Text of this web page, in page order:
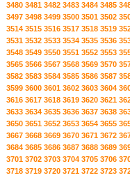
3480 3481 3482 3483 3484 3485
3497 3498 3499 3500 3501 3502
3514 3515 3516 3517 3518 3519
3531 3532 3533 3534 3535 3536
3548 3549 3550 3551 3552 3553
3565 3566 3567 3568 3569 3570
3582 3583 3584 3585 3586 3587
3599 3600 3601 3602 3603 3604
3616 3617 3618 3619 3620 3621
3633 3634 3635 3636 3637 3638
3650 3651 3652 3653 3654 3655
3667 3668 3669 3670 3671 3672
3684 3685 3686 3687 3688 3689
3701 3702 3703 3704 3705 3706
3718 3719 3720 3721 3722 3723